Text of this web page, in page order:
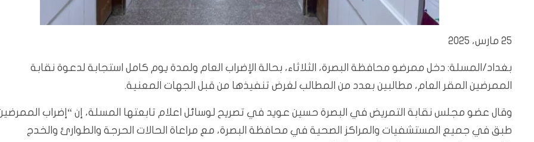
25 مارس، 2025
بغداد/المسلة: دخل ممرضو محافظة البصرة، الثلاثاء، بحالة الإضراب العام ولمدة يوم كامل استجابة لدعوة نقابة
الممرضين المقر العام، مطالبين بعدد من المطالب لغرض تنفيذها من قبل الجهات المعنية.
وقال عضو مجلس نقابة التمريض في البصرة حسين عويد في تصريح لوسائل اعلام تابعتها المسلة، إن “إضراب
طبق في جميع المستشفيات والمراكز الصحية في محافظة البصرة، مع مراعاة الحالات الحرجة والطوارئ والخدج